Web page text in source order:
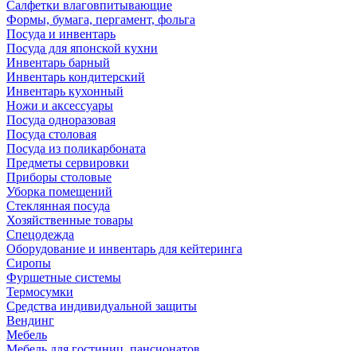
Салфетки влаговпитывающие
Формы, бумага, пергамент, фольга
Посуда и инвентарь
Посуда для японской кухни
Инвентарь барный
Инвентарь кондитерский
Инвентарь кухонный
Ножи и аксессуары
Посуда одноразовая
Посуда столовая
Посуда из поликарбоната
Предметы сервировки
Приборы столовые
Уборка помещений
Стеклянная посуда
Хозяйственные товары
Спецодежда
Оборудование и инвентарь для кейтеринга
Сиропы
Фуршетные системы
Термосумки
Средства индивидуальной защиты
Вендинг
Мебель